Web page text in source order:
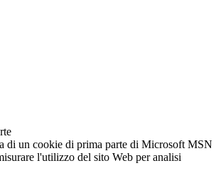
di un cookie di prima parte di Microsoft MSN
l'utilizzo del sito Web per analisi